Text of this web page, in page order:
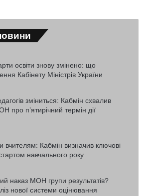
освіти знову змінено: що
Кабінету Міністрів України
зміниться: Кабмін схвалив
про п’ятирічний термін дії
вчителям: Кабмін визначив ключові
навчального року
наказ МОН групи результатів?
нової системи оцінювання